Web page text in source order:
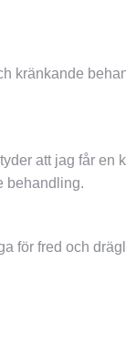
kränkande
att jag får en
behandling.
för fred och